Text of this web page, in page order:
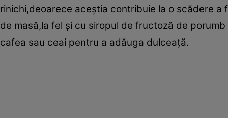
rinichi,deoarece aceştia contribuie la o scădere
de masă,la fel şi cu siropul de fructoză de
cafea sau ceai pentru a adăuga dulceaţă.